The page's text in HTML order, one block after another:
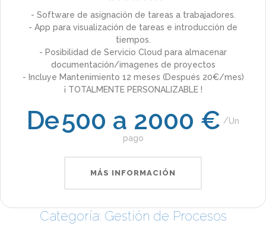
- Software de asignación de tareas a trabajadores.
- App para visualización de tareas e introducción de
tiempos.
- Posibilidad de Servicio Cloud para almacenar
documentación/imagenes de proyectos
- Incluye Mantenimiento 12 meses (Después 20€/mes)
¡ TOTALMENTE PERSONALIZABLE !
De500 a 2000 €
Un
pago
MÁS INFORMACIÓN
Categoría: Gestión de Procesos